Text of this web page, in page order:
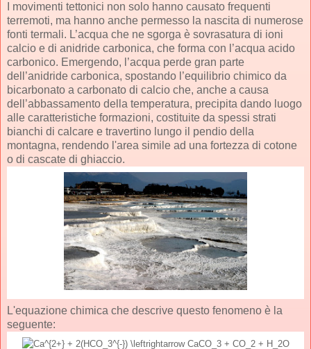
I movimenti tettonici non solo hanno causato frequenti
terremoti, ma hanno anche permesso la nascita di numerose
fonti termali. L’acqua che ne sgorga è sovrasatura di ioni
calcio e di anidride carbonica, che forma con l’acqua acido
carbonico. Emergendo, l’acqua perde gran parte
dell’anidride carbonica, spostando l’equilibrio chimico da
bicarbonato a carbonato di calcio che, anche a causa
dell’abbassamento della temperatura, precipita dando luogo
alle caratteristiche formazioni, costituite da spessi strati
bianchi di calcare e travertino lungo il pendio della
montagna, rendendo l'area simile ad una fortezza di cotone
o di cascate di ghiaccio.
L'equazione chimica che descrive questo fenomeno è la
seguente: